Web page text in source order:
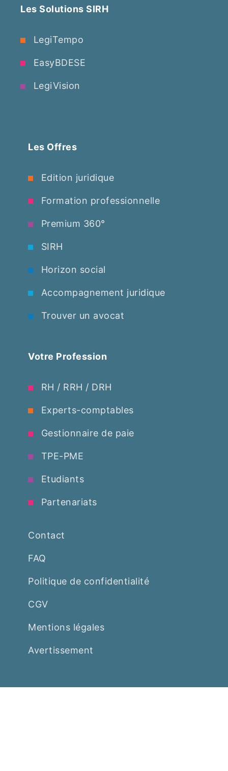
Les Solutions SIRH
LegiTempo
EasyBDESE
LegiVision
Les Offres
Edition juridique
Formation professionnelle
Premium 360°
SIRH
Horizon social
Accompagnement juridique
Trouver un avocat
Votre Profession
RH / RRH / DRH
Experts-comptables
Gestionnaire de paie
TPE-PME
Etudiants
Partenariats
Contact
FAQ
Politique de confidentialité
CGV
Mentions légales
Avertissement